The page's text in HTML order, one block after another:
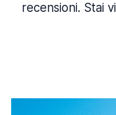
recensioni. Stai